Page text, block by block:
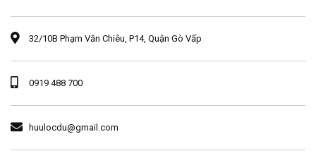
32/10B Phạm Văn Chiêu, P14, Quận Gò Vấp
0919 488 700
huulocdu@gmail.com